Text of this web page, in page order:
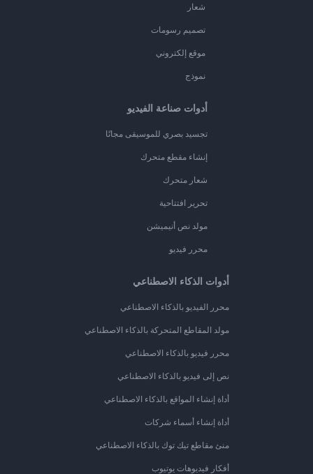
شعار
تصميم رسومات
موقع إلكتروني
نموذج
أدوات صناعة الفيديو
تجسيد بصري للموسيقى مجانًا
إنشاء مقطع متحرك
شعار متحرك
تحرير افتتاحية
مولد نص أنيميشن
محرر فيديو
أدوات الذكاء الاصطناعي
محرر الفيديو بالذكاء الاصطناعي
مولد المقاطع المتحركة بالذكاء الاصطناعي
محرر فيديو بالذكاء الاصطناعي
نص إلى فيديو بالذكاء الاصطناعي
أداة إنشاء المواقع بالذكاء الاصطناعي
أداة إنشاء أسماء شركات
منئ مقاطع تيك توك بالذكاء الاصطناعي
أفكار فيديوهات يوتيوب